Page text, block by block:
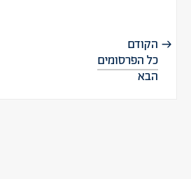
הקודם
כל הפרסומים
הבא